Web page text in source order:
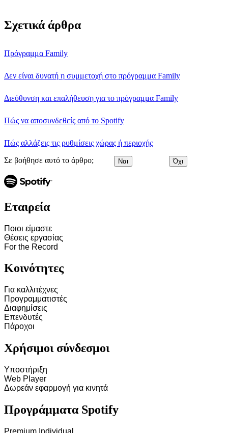
Σχετικά άρθρα
Πρόγραμμα Family
Δεν είναι δυνατή η συμμετοχή στο πρόγραμμα Family
Διεύθυνση και επαλήθευση για το πρόγραμμα Family
Πώς να αποσυνδεθείς από το Spotify
Πώς αλλάζεις τις ρυθμίσεις χώρας ή περιοχής
Σε βοήθησε αυτό το άρθρο; Ναι Όχι
Εταιρεία
Ποιοι είμαστε
Θέσεις εργασίας
For the Record
Κοινότητες
Για καλλιτέχνες
Προγραμματιστές
Διαφημίσεις
Επενδυτές
Πάροχοι
Χρήσιμοι σύνδεσμοι
Υποστήριξη
Web Player
Δωρεάν εφαρμογή για κινητά
Προγράμματα Spotify
Premium Individual